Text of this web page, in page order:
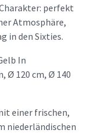
perfekt
Atmosphäre,
in den Sixties.
In
Ø 120 cm, Ø 140
einer frischen,
niederländischen